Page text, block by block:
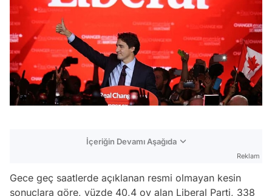
İçeriğin Devamı Aşağıda
Reklam
Gece geç saatlerde açıklanan resmi olmayan kesin
sonuçlara göre, yüzde 40,4 oy alan Liberal Parti, 338